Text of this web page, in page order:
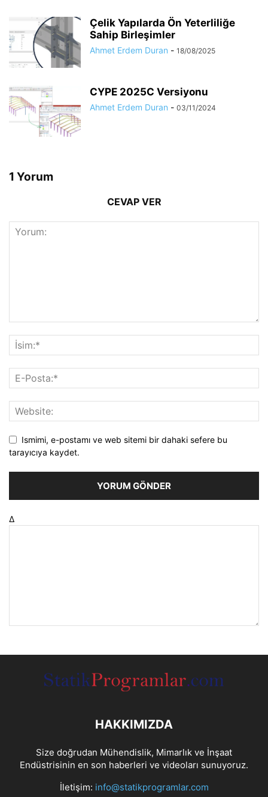
Çelik Yapılarda Ön Yeterliliğe
Sahip Birleşimler
Ahmet Erdem Duran - 18/08/2025
CYPE 2025C Versiyonu
Ahmet Erdem Duran - 03/11/2024
1 Yorum
CEVAP VER
Ismimi, e-postamı ve web sitemi bir dahaki sefere bu
tarayıcıya kaydet.
Δ
HAKKIMIZDA
Size doğrudan Mühendislik, Mimarlık ve İnşaat
Endüstrisinin en son haberleri ve videoları sunuyoruz.
İletişim: info@statikprogramlar.com